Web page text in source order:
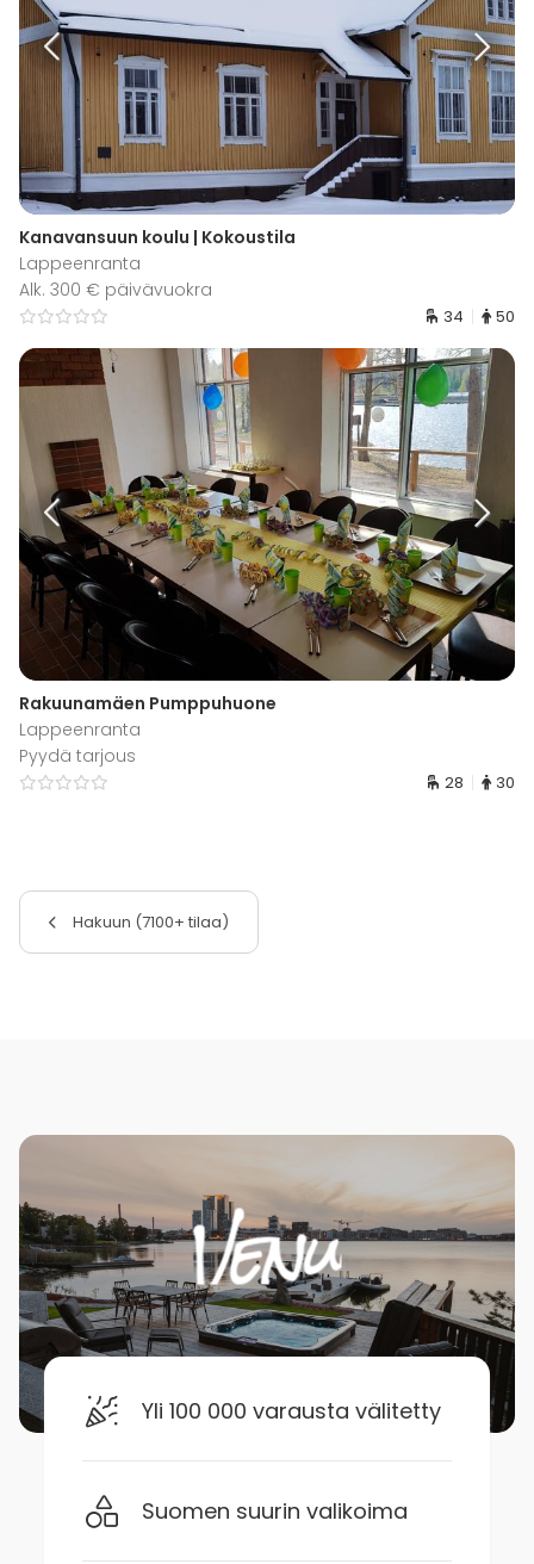
Kanavansuun koulu | Kokoustila
Lappeenranta
Alk. 300 € päivävuokra
34 50
Rakuunamäen Pumppuhuone
Lappeenranta
Pyydä tarjous
28 30
Hakuun (7100+ tilaa)
Yli 100 000 varausta välitetty
Suomen suurin valikoima